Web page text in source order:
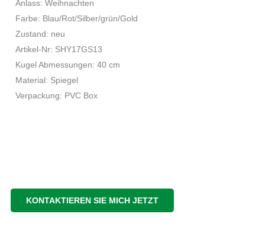
Anlass: Weihnachten
Farbe: Blau/Rot/Silber/grün/Gold
Zustand: neu
Artikel-Nr: SHY17GS13
Kugel Abmessungen: 40 cm
Material: Spiegel
Verpackung: PVC Box
KONTAKTIEREN SIE MICH JETZT